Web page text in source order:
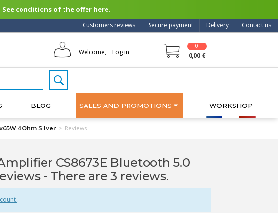
See conditions of the offer here.
Contact us
Delivery
Secure payment
Customers reviews
Welcome, Log in
0
0,00 €
BLOG SALES AND PROMOTIONS WORKSHOP
4 Ohm Silver > Reviews
CS8673E Bluetooth 5.0
- There are 3 reviews.
.